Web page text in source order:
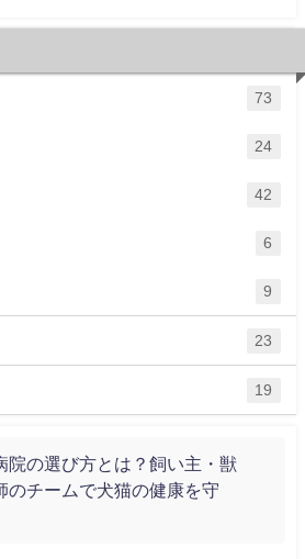
73
24
42
6
9
23
19
院の選び方とは？飼い主・獣
のチームで犬猫の健康を守